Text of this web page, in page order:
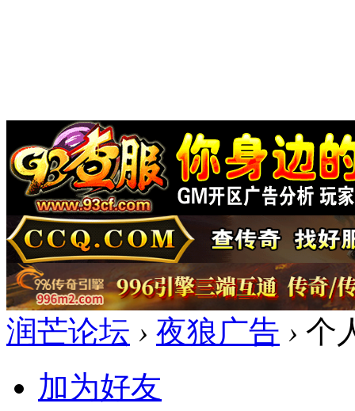
润芒论坛 › 夜狼广告 › 个
加为好友